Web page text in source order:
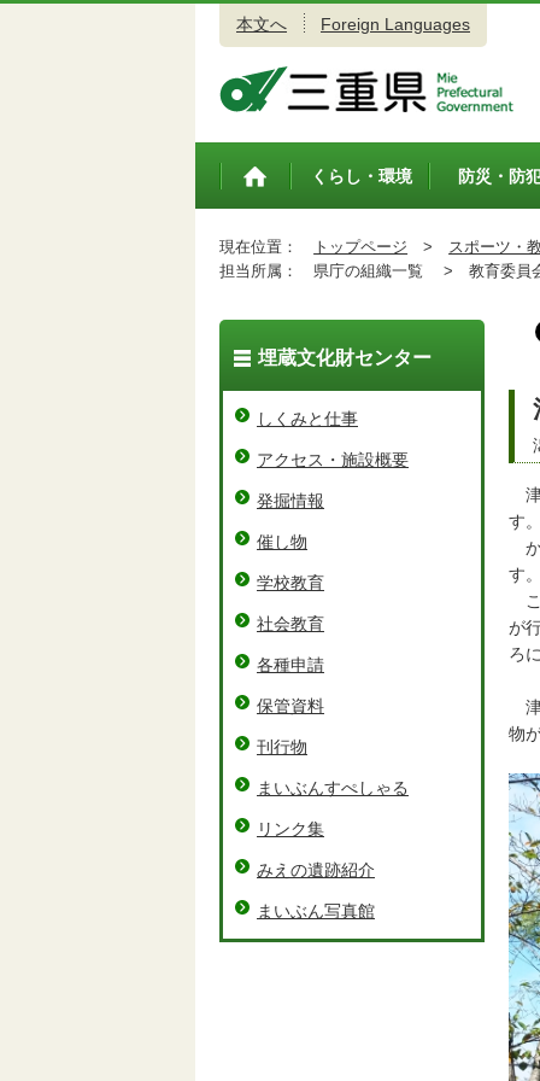
本文へ Foreign Languages
トップペ
くらし・環境 防災・防
現在位置： トップページ >
スポーツ・
担当所属：
県庁の組織一覧 > 教育委員
津
す
か
す
こ
が
ろ
津
物
埋蔵文化財センター
しくみと仕事
アクセス・施設概要
発掘情報
催し物
学校教育
社会教育
各種申請
保管資料
刊行物
まいぶんすぺしゃる
リンク集
みえの遺跡紹介
まいぶん写真館